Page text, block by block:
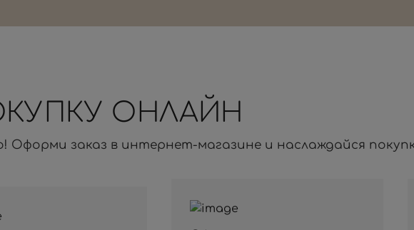
ОНЛАЙН
Оформи заказ в интернет-магазине и наслаждайся